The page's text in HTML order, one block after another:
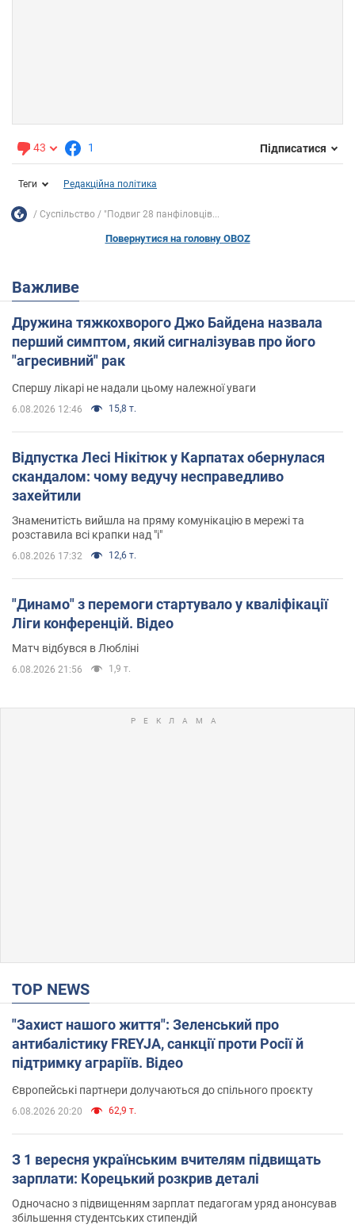
43 1 Підписатися
Теги Редакційна політика
Суспільство "Подвиг 28 панфіловців...
Повернутися на головну OBOZ
Важливе
Дружина тяжкохворого Джо Байдена назвала
перший симптом, який сигналізував про його
"агресивний" рак
Спершу лікарі не надали цьому належної уваги
6.08.2026 12:46 15,8 т.
Відпустка Лесі Нікітюк у Карпатах обернулася
скандалом: чому ведучу несправедливо
захейтили
Знаменитість вийшла на пряму комунікацію в мережі та
розставила всі крапки над "і"
6.08.2026 17:32 12,6 т.
"Динамо" з перемоги стартувало у кваліфікації
Ліги конференцій. Відео
Матч відбувся в Любліні
6.08.2026 21:56 1,9 т.
TOP NEWS
"Захист нашого життя": Зеленський про
антибалістику FREYJA, санкції проти Росії й
підтримку аграріїв. Відео
Європейські партнери долучаються до спільного проєкту
6.08.2026 20:20 62,9 т.
З 1 вересня українським вчителям підвищать
зарплати: Корецький розкрив деталі
Одночасно з підвищенням зарплат педагогам уряд анонсував
збільшення студентських стипендій